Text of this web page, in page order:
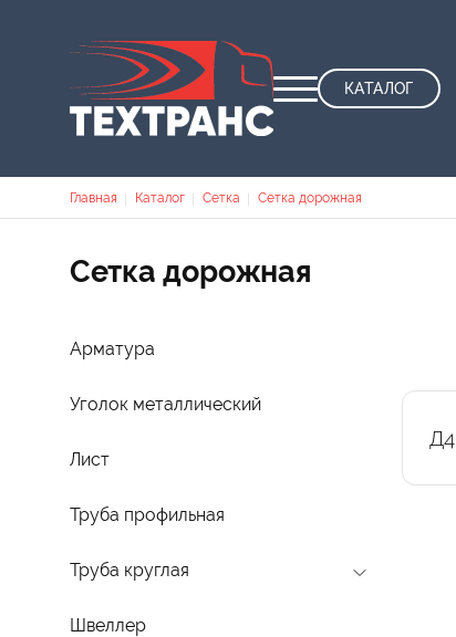
КАТАЛОГ
Строка навигации
Главная Каталог Сетка Сетка дорожная
Сетка дорожная
Арматура
Уголок металлический
Лист
Труба профильная
Труба круглая
Швеллер
Д4